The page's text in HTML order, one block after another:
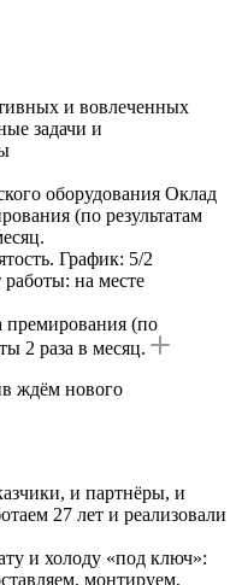
и вовлеченных
задачи и
оборудования Оклад
(по результатам
График: 5/2
на месте
премирования (по
2 раза в месяц.
ждём нового
и партнёры, и
27 лет и реализовали
и холоду «под ключ»:
монтируем,